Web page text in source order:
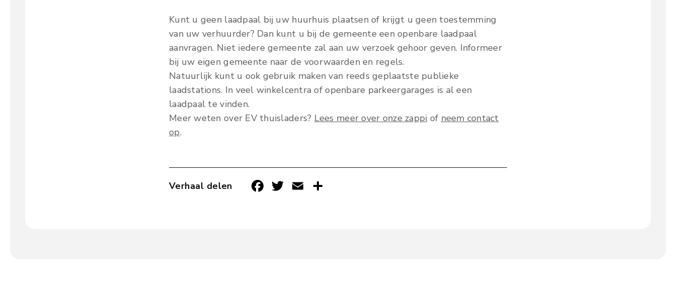
Kunt u geen laadpaal bij uw huurhuis plaatsen of krijgt u geen toestemming
van uw verhuurder? Dan kunt u bij de gemeente een openbare laadpaal
aanvragen. Niet iedere gemeente zal aan uw verzoek gehoor geven. Informeer
bij uw eigen gemeente naar de voorwaarden en regels.
Natuurlijk kunt u ook gebruik maken van reeds geplaatste publieke
laadstations. In veel winkelcentra of openbare parkeergarages is al een
laadpaal te vinden.
Meer weten over EV thuisladers? Lees meer over onze zappi of neem contact
op.
Verhaal delen F T E D